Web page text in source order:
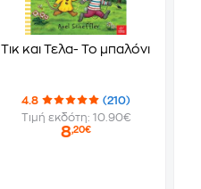
Τικ και Τελα- Το μπαλόνι
4.8
(210)
Τιμή εκδότη: 10.90€
8,20€